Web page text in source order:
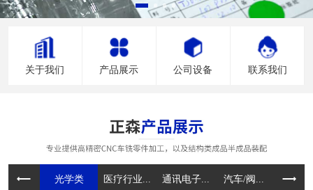
关于我们 产品展示 公司设备 联系我们
光学类 医疗行业... 通讯电子... 汽车/阀... 电动工